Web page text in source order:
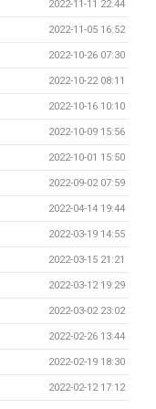
2022-11-11 22:44
2022-11-05 16:52
2022-10-26 07:30
2022-10-22 08:11
2022-10-16 10:10
2022-10-09 15:56
2022-10-01 15:50
2022-09-02 07:59
2022-04-14 19:44
2022-03-19 14:55
2022-03-15 21:21
2022-03-12 19:29
2022-03-02 23:02
2022-02-26 13:44
2022-02-19 18:30
2022-02-12 17:12